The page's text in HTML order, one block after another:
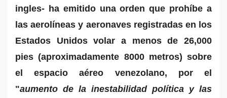
ingles- ha emitido una orden que prohíbe a
las aerolíneas y aeronaves registradas en los
Estados Unidos volar a menos de 26,000
pies (aproximadamente 8000 metros) sobre
el espacio aéreo venezolano, por el
"aumento de la inestabilidad política y las